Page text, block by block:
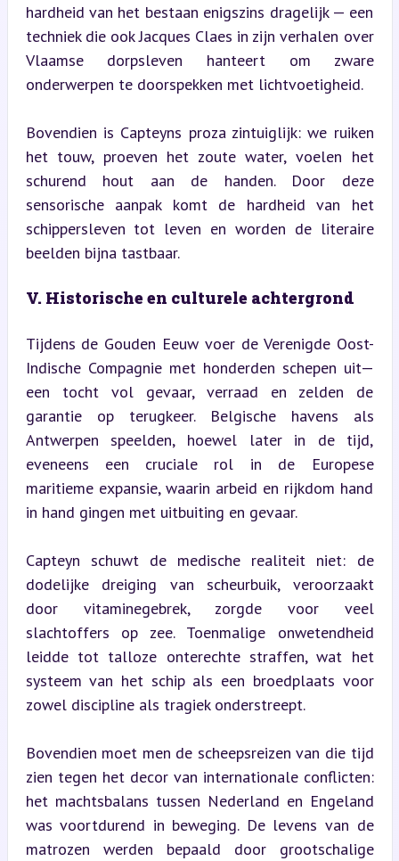
hardheid van het bestaan enigszins dragelijk — een
techniek die ook Jacques Claes in zijn verhalen over
Vlaamse dorpsleven hanteert om zware
onderwerpen te doorspekken met lichtvoetigheid.
Bovendien is Capteyns proza zintuiglijk: we ruiken
het touw, proeven het zoute water, voelen het
schurend hout aan de handen. Door deze
sensorische aanpak komt de hardheid van het
schippersleven tot leven en worden de literaire
beelden bijna tastbaar.
V. Historische en culturele achtergrond
Tijdens de Gouden Eeuw voer de Verenigde Oost-
Indische Compagnie met honderden schepen uit—
een tocht vol gevaar, verraad en zelden de
garantie op terugkeer. Belgische havens als
Antwerpen speelden, hoewel later in de tijd,
eveneens een cruciale rol in de Europese
maritieme expansie, waarin arbeid en rijkdom hand
in hand gingen met uitbuiting en gevaar.
Capteyn schuwt de medische realiteit niet: de
dodelijke dreiging van scheurbuik, veroorzaakt
door vitaminegebrek, zorgde voor veel
slachtoffers op zee. Toenmalige onwetendheid
leidde tot talloze onterechte straffen, wat het
systeem van het schip als een broedplaats voor
zowel discipline als tragiek onderstreept.
Bovendien moet men de scheepsreizen van die tijd
zien tegen het decor van internationale conflicten:
het machtsbalans tussen Nederland en Engeland
was voortdurend in beweging. De levens van de
matrozen werden bepaald door grootschalige